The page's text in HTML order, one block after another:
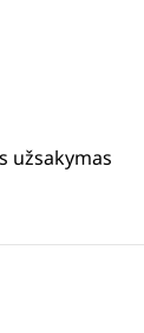
užsakymas